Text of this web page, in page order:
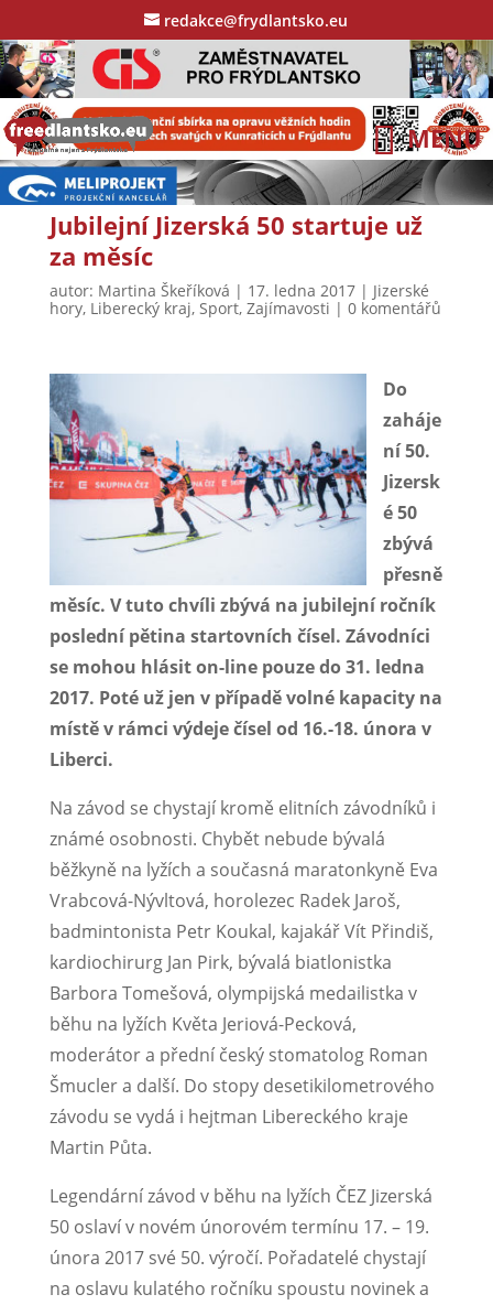
redakce@frydlantsko.eu
Jubilejní Jizerská 50 startuje už
za měsíc
autor: Martina Škeříková | 17. ledna 2017| Jizerské
hory, Liberecký kraj, Sport, Zajímavosti | 0 komentářů
Do
zaháje
ní 50.
Jizersk
é 50
zbývá
přesně
měsíc. V tuto chvíli zbývá na jubilejní ročník
poslední pětina startovních čísel. Závodníci
se mohou hlásit on-line pouze do 31. ledna
2017. Poté už jen v případě volné kapacity na
místě v rámci výdeje čísel od 16.-18. února v
Liberci.
Na závod se chystají kromě elitních závodníků i
známé osobnosti. Chybět nebude bývalá
běžkyně na lyžích a současná maratonkyně Eva
Vrabcová-Nývltová, horolezec Radek Jaroš,
badmintonista Petr Koukal, kajakář Vít Přindiš,
kardiochirurg Jan Pirk, bývalá biatlonistka
Barbora Tomešová, olympijská medailistka v
běhu na lyžích Květa Jeriová-Pecková,
moderátor a přední český stomatolog Roman
Šmucler a další. Do stopy desetikilometrového
závodu se vydá i hejtman Libereckého kraje
Martin Půta.
Legendární závod v běhu na lyžích ČEZ Jizerská
50 oslaví v novém únorovém termínu 17. – 19.
února 2017 své 50. výročí. Pořadatelé chystají
na oslavu kulatého ročníku spoustu novinek a